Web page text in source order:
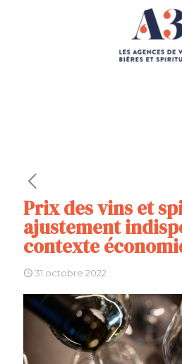
Prix des vins et
ajustement
contexte
31 octobre 2022